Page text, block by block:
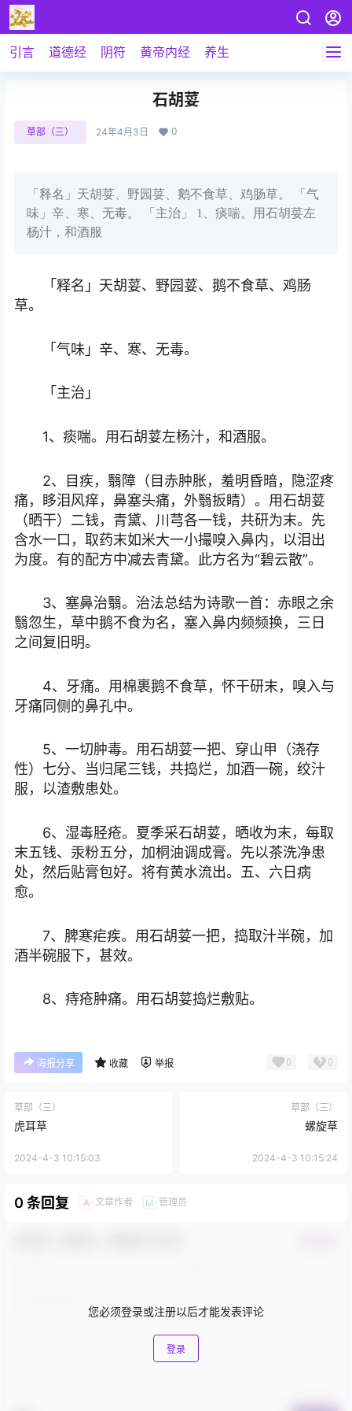
引言 道德经 阴符 黄帝内经 养生
石胡荽
草部（三） 24年4月3日 0
「释名」天胡荽、野园荽、鹅不食草、鸡肠草。 「气
味」辛、寒、无毒。 「主治」 1、痰喘。用石胡荽左
杨汁，和酒服
「释名」天胡荽、野园荽、鹅不食草、鸡肠
草。
「气味」辛、寒、无毒。
「主治」
1、痰喘。用石胡荽左杨汁，和酒服。
2、目疾，翳障（目赤肿胀，羞明昏暗，隐涩疼
痛，眵泪风痒，鼻塞头痛，外翳扳睛）。用石胡荽
（晒干）二钱，青黛、川芎各一钱，共研为末。先
含水一口，取药末如米大一小撮嗅入鼻内，以泪出
为度。有的配方中减去青黛。此方名为“碧云散”。
3、塞鼻治翳。治法总结为诗歌一首：赤眼之余
翳忽生，草中鹅不食为名，塞入鼻内频频换，三日
之间复旧明。
4、牙痛。用棉裹鹅不食草，怀干研末，嗅入与
牙痛同侧的鼻孔中。
5、一切肿毒。用石胡荽一把、穿山甲（浇存
性）七分、当归尾三钱，共捣烂，加酒一碗，绞汁
服，以渣敷患处。
6、湿毒胫疮。夏季采石胡荽，晒收为末，每取
末五钱、汞粉五分，加桐油调成膏。先以茶洗净患
处，然后贴膏包好。将有黄水流出。五、六日病
愈。
7、脾寒疟疾。用石胡荽一把，捣取汁半碗，加
酒半碗服下，甚效。
8、痔疮肿痛。用石胡荽捣烂敷贴。
海报分享 收藏 举报 0 0
草部（三）
虎耳草
2024-4-3 10:15:03
草部（三）
螺旋草
2024-4-3 10:15:24
0 条回复 A 文章作者 M 管理员
您必须登录或注册以后才能发表评论
登录